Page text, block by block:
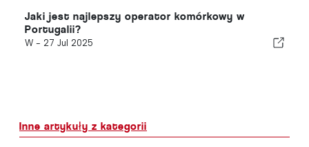
Jaki jest najlepszy operator komórkowy w
Portugalii?
W - 27 Jul 2025
Inne artykuły z kategorii